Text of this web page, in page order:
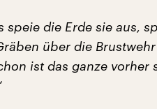
speie die Erde sie aus,
über die
ist das ganze vorher